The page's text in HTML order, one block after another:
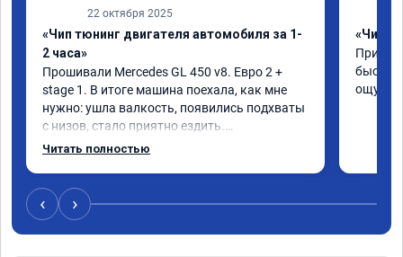
22 октября 2025
«Чип тюнинг двигателя автомобиля за 1-
2 часа»
Прошивали Mercedes GL 450 v8. Евро 2 +
stage 1. В итоге машина поехала, как мне
нужно: ушла валкость, появились подхваты
с низов, стало приятно ездить.
Одни из лучших трат, в авто! 🔥
Читать полностью
«Чип
‹ ›